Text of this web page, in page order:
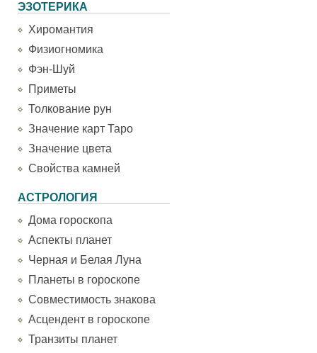
ЭЗОТЕРИКА
Хиромантия
Физиогномика
Фэн-Шуй
Приметы
Толкование рун
Значение карт Таро
Значение цвета
Свойства камней
АСТРОЛОГИЯ
Дома гороскопа
Аспекты планет
Черная и Белая Луна
Планеты в гороскопе
Совместимость знакова
Асцендент в гороскопе
Транзиты планет